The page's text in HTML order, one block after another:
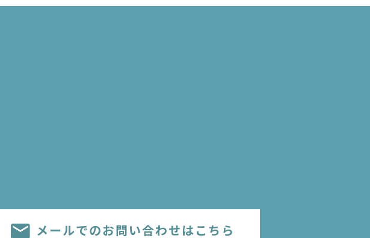
メールでのお問い合わせはこちら